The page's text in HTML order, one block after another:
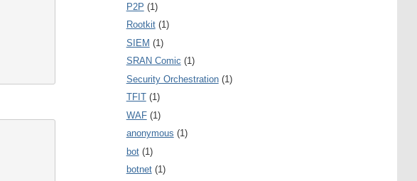
P2P (1)
Rootkit (1)
SIEM (1)
SRAN Comic (1)
Security Orchestration (1)
TFIT (1)
WAF (1)
anonymous (1)
bot (1)
botnet (1)